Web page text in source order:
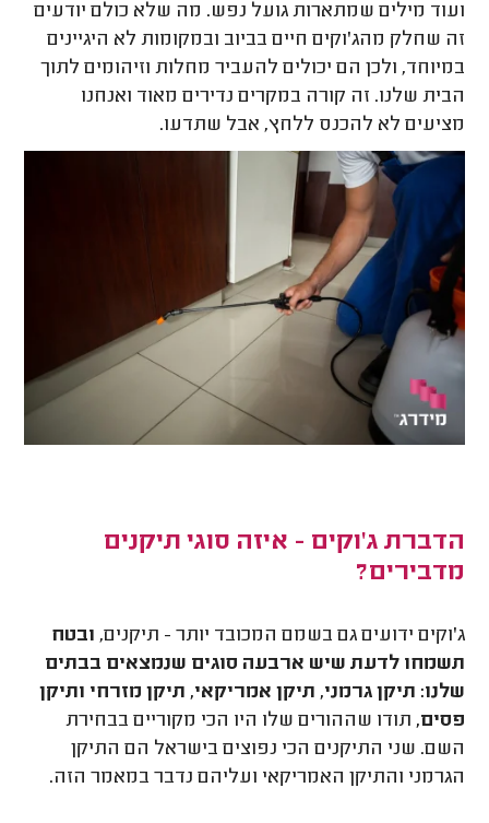
ועוד מילים שמתארות גועל נפש. מה שלא כולם יודעים
זה שחלק מהג'וקים חיים בביוב ובמקומות לא היגיינים
במיוחד, ולכן הם יכולים להעביר מחלות וזיהומים לתוך
הבית שלנו. זה קורה במקרים נדירים מאוד ואנחנו
מציעים לא להכנס ללחץ, אבל שתדעו.
הדברת ג'וקים - איזה סוגי תיקנים
מדבירים?
ג'וקים ידועים גם בשמם המכובד יותר - תיקנים, ובטח
תשמחו לדעת שיש ארבעה סוגים שנמצאים בבתים
שלנו: תיקן גרמני, תיקן אמריקאי, תיקן מזרחי ותיקן
פסים, תודו שההורים שלו היו הכי מקוריים בבחירת
השם. שני התיקנים הכי נפוצים בישראל הם התיקן
הגרמני והתיקן האמריקאי ועליהם נדבר במאמר הזה.